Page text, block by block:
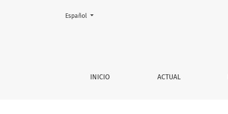
Registrarse
INICIO ACTUAL
Cambiar el idioma. El actual es:
Español